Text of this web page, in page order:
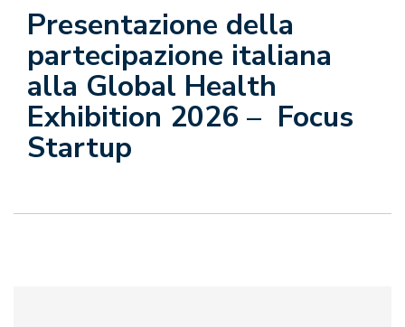
Presentazione della
partecipazione italiana
alla Global Health
Exhibition 2026 – Focus
Startup